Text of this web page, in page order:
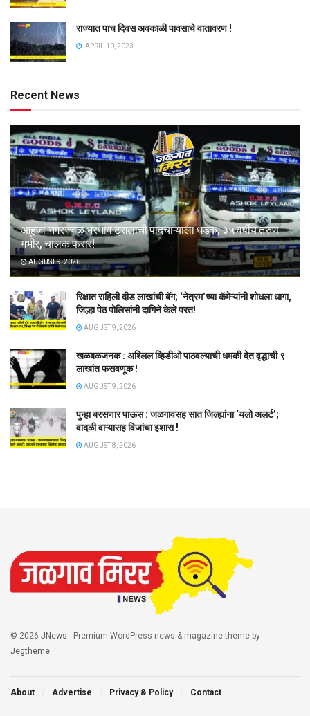
राज्यात पाच दिवस अवकाळी पावसाचे वातावरण !
APRIL 10, 2023
Recent News
आहुजा नगरजवळ भरधाव ट्रालाची पादचाऱ्याला धडक; ३५ वर्षीय तरुण
गंभीर, चालक फरार!
AUGUST 9, 2026
रिक्षात राहिली दीड लाखांची बॅग; ‘नेत्रम’च्या कॅमेऱ्यांनी शोधला धागा,
जिल्हा पेठ पोलिसांनी दागिने केले परत!
AUGUST 9, 2026
खळबळजनक : अश्लिल व्हिडीओ पाठवल्याची धमकी देत वृद्धाची ९
लाखांत फसवणूक !
AUGUST 9, 2026
पुन्हा बरसणार पाऊस : जळगावसह सात जिल्ह्यांना ‘यलो अलर्ट’;
वादळी वाऱ्यासह विजांचा इशारा !
AUGUST 8, 2026
© 2026 JNews - Premium WordPress news & magazine theme by
Jegtheme
About Advertise Privacy & Policy Contact